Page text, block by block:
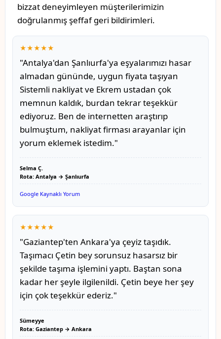
bizzat deneyimleyen müşterilerimizin
doğrulanmış şeffaf geri bildirimleri.
★★★★★
"Antalya'dan Şanlıurfa'ya eşyalarımızı hasar
almadan gününde, uygun fiyata taşıyan
Sistemli nakliyat ve Ekrem ustadan çok
memnun kaldık, burdan tekrar teşekkür
ediyoruz. Ben de internetten araştırıp
bulmuştum, nakliyat firması arayanlar için
yorum eklemek istedim."
Selma Ç.
Rota: Antalya → Şanlıurfa
Google Kaynaklı Yorum
★★★★★
"Gaziantep'ten Ankara'ya çeyiz taşıdık.
Taşımacı Çetin bey sorunsuz hasarsız bir
şekilde taşıma işlemini yaptı. Baştan sona
kadar her şeyle ilgilenildi. Çetin beye her şey
için çok teşekkür ederiz."
Sümeyye
Rota: Gaziantep → Ankara